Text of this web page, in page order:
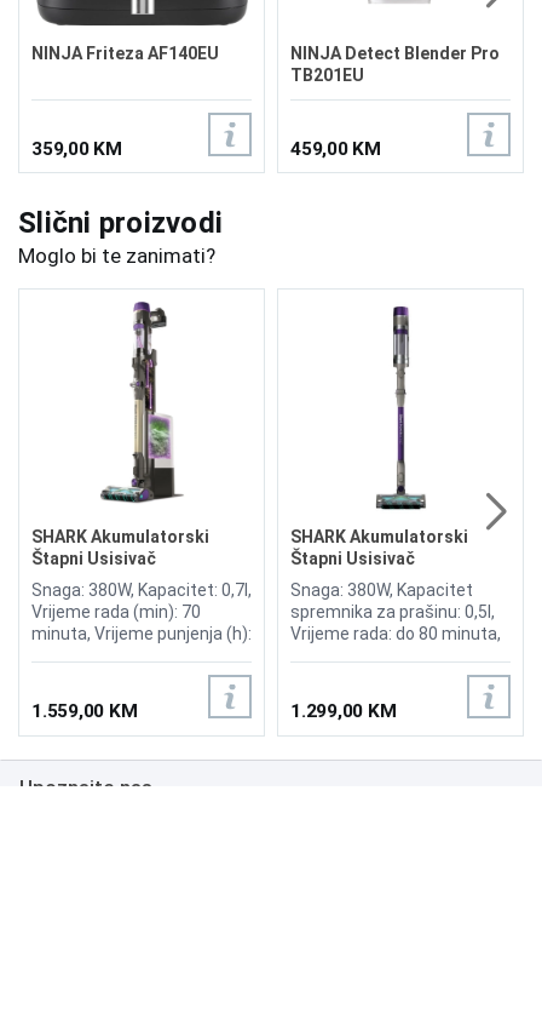
NINJA Friteza AF140EU
359,00 KM
NINJA Detect Blender Pro
TB201EU
459,00 KM
Slični proizvodi
Moglo bi te zanimati?
SHARK Akumulatorski
Štapni Usisivač
PowerDetect Clean &
Empty IP3251EUT
Snaga: 380W, Kapacitet: 0,7l,
Vrijeme rada (min): 70
minuta, Vrijeme punjenja (h):
DirectionDetect, DirtDetect,
EdgeDetect, FloorDetect,
Reverse Clean tehnologija,
Anti-Allergen Complete Seal
tehnologija, Shark
PowerDetect tehnologija,
1.559,00 KM
SHARK Akumulatorski
Štapni Usisivač
PowerDetect IP1251EUT
Snaga: 380W, Kapacitet
spremnika za prašinu: 0,5l,
Vrijeme rada: do 80 minuta,
DirectionDetect, Anti Hair
Wrap Plus, Lagan i bežičan
za udobnost, Učinkovita
filtracija čistog zraka,
Idealno za male prostore
1.299,00 KM
Upoznajte nas